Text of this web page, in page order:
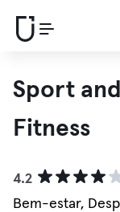
Sport
Fitness
4.2
Bem-estar,